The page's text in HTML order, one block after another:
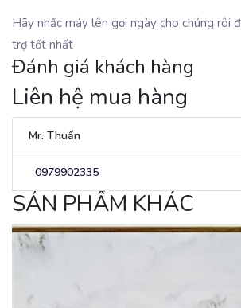
Hãy nhấc máy lên gọi ngày cho chúng rôi
trợ tốt nhất
Đánh giá khách hàng
Liên hệ mua hàng
Mr. Thuấn
0979902335
SẢN PHẨM KHÁC